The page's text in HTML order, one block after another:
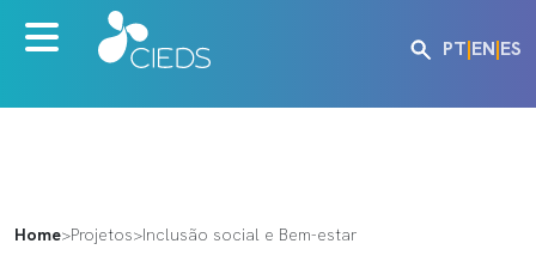
PT|EN|ES
Home>Projetos>Inclusão social e Bem-estar